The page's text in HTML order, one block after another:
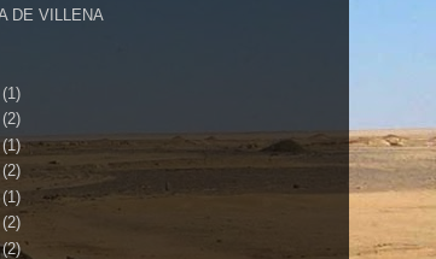
(1)
(2)
(1)
(2)
(1)
(2)
(2)